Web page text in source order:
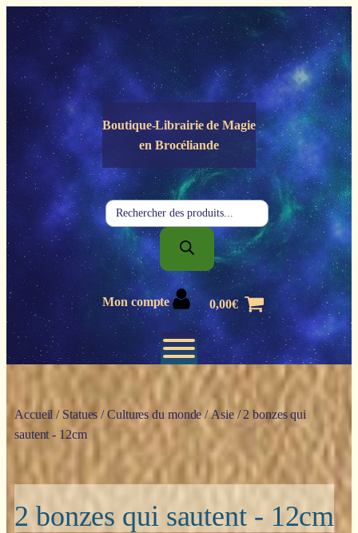
Panneau de gestion des cookies
Boutique-Librairie deMagie
en Brocéliande
Recherche
de
produits
Mon compte 0,00€
Accueil / Statues /Cultures du monde/Asie/ 2 bonzes qui
sautent - 12cm
2 bonzes qui sautent - 12cm